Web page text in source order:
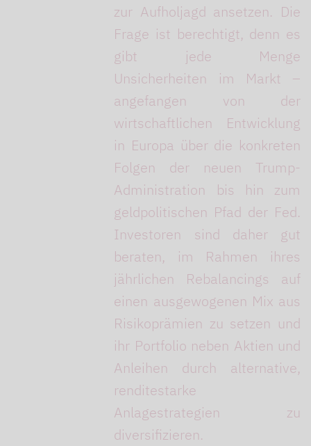
zur Aufholjagd ansetzen. Die
Frage ist berechtigt, denn es
gibt jede Menge
Unsicherheiten im Markt –
angefangen von der
wirtschaftlichen Entwicklung
in Europa über die konkreten
Folgen der neuen Trump-
Administration bis hin zum
geldpolitischen Pfad der Fed.
Investoren sind daher gut
beraten, im Rahmen ihres
jährlichen Rebalancings auf
einen ausgewogenen Mix aus
Risikoprämien zu setzen und
ihr Portfolio neben Aktien und
Anleihen durch alternative,
renditestarke
Anlagestrategien zu
diversifizieren.